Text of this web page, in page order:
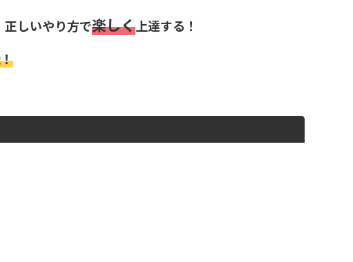
正しいやり方で楽しく上達する！